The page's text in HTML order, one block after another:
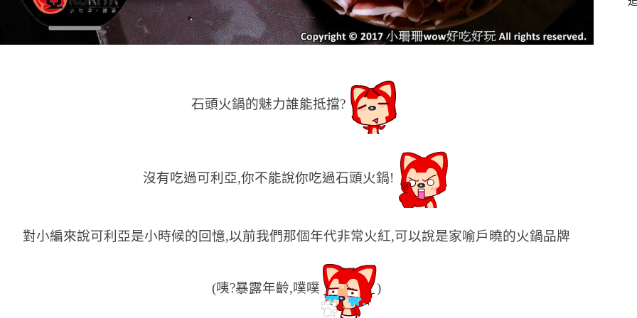
石頭火鍋的魅力誰能抵擋?
沒有吃過可利亞,你不能說你吃過石頭火鍋!
對小編來說可利亞是小時候的回憶,以前我們那個年代非常火紅,可以說是家喻戶曉的火鍋品牌
(咦?暴露年齡,噗噗 )